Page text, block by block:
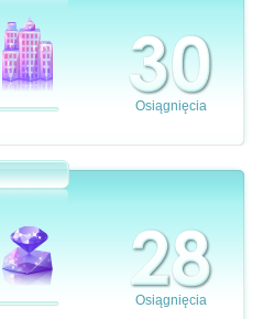
Osiągnięcia
Osiągnięcia